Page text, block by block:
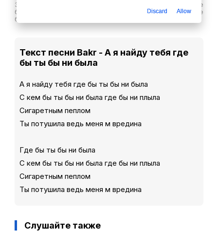
Здесь вы можете скачать песню Bakr - А я найду тебя где
бы ты бы ни была в хорошем качестве или слушайте ее
бесплатнов любое удобное время
Текст песни Bakr - А я найду тебя где
бы ты бы ни была
А я найду тебя где бы ты бы ни была
С кем бы ты бы ни была где бы ни плыла
Сигаретным пеплом
Ты потушила ведь меня м вредина
Где бы ты бы ни была
С кем бы ты бы ни была где бы ни плыла
Сигаретным пеплом
Ты потушила ведь меня м вредина
Слушайте также
Discard Allow